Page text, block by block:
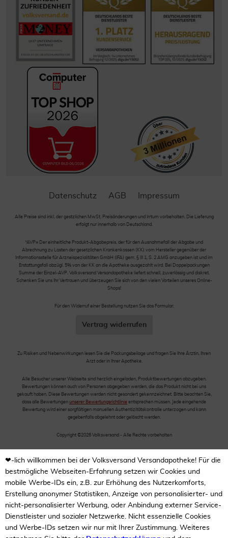
Datenschutz AGB Impressum
Alle Preise sind inkl. der gestzlichen MwSt. Preisänderungen und Irrtum vorbehalten. Die Lieferung
erfolgt nur innerhalb von Deutschland.
*AVP= Der einheitliche Produkt-Abgabepreis, der für den Ausnahmefall der Abgabe und
Abrechnung zu Lasten der gesetzlichen Krankenkassen (KK) vom Hersteller gegenüber der
Informationsstelle für Arzneispezialitäten GmbH (IFA) gem. § III 1, S. 2 AMG anzugeben ist und im
Erstattungsfall abzügl. 5% von der KK an die Apotheke ausgezahlt wird. Bei Doppelpackungen
Summe der Einzel-AVP. Volksversand Versandapotheke liefert schnell, zuverlässig und diskret.
Schenken Sie uns Ihr Vertrauen und überzeugen Sie sich von den vielen Vorteilen unseres Online-
Shops!
Für den Widerruf einer Bestellung nutzen Sie das Formular:
Vertrag widerrufen
Zu Risiken und Nebenwirkungen lesen Sie die Packungsbeilage und fragen Sie Ihre Ärztin, Ihren
Arzt oder in Ihrer Apotheke.
Alle Besucher unserer Webseite sind herzlich eingeladen, Produktbewertungen abzugeben.
Bewertungen können auch von Personen abgegeben werden, die das Produkt nicht bei uns
gekauft haben. Diese Bewertungen werden nicht gesondert gekennzeichnet. Bitte beachten Sie,
dass alle Bewertungen unserer Bewertungsrichtlinie entsprechen müssen. Jede eingehende
Bewertung wird einer sorgfältigen manuellen Authentizitätskontrolle unterzogen und kann
gegebenfalls abgelehnt oder gelöscht werden.
Copyright ©2026 Volksversand - Alle Rechte vorbehalten
❤-lich willkommen bei der Volksversand Versandapotheke! Für die
bestmögliche Webseiten-Erfahrung setzen wir Cookies und
mobile Werbe-IDs ein, z.B. zur Erhöhung des Nutzerkomforts,
Erstellung anonymer Statistiken, Anzeige von personalisierter- und
nicht-personalisierter Werbung, oder Anbindung externer Service-
Dienstleister und sozialer Netzwerke. Nicht essenzielle Cookies
und Werbe-IDs setzen wir nur mit Ihrer Zustimmung. Weiteres